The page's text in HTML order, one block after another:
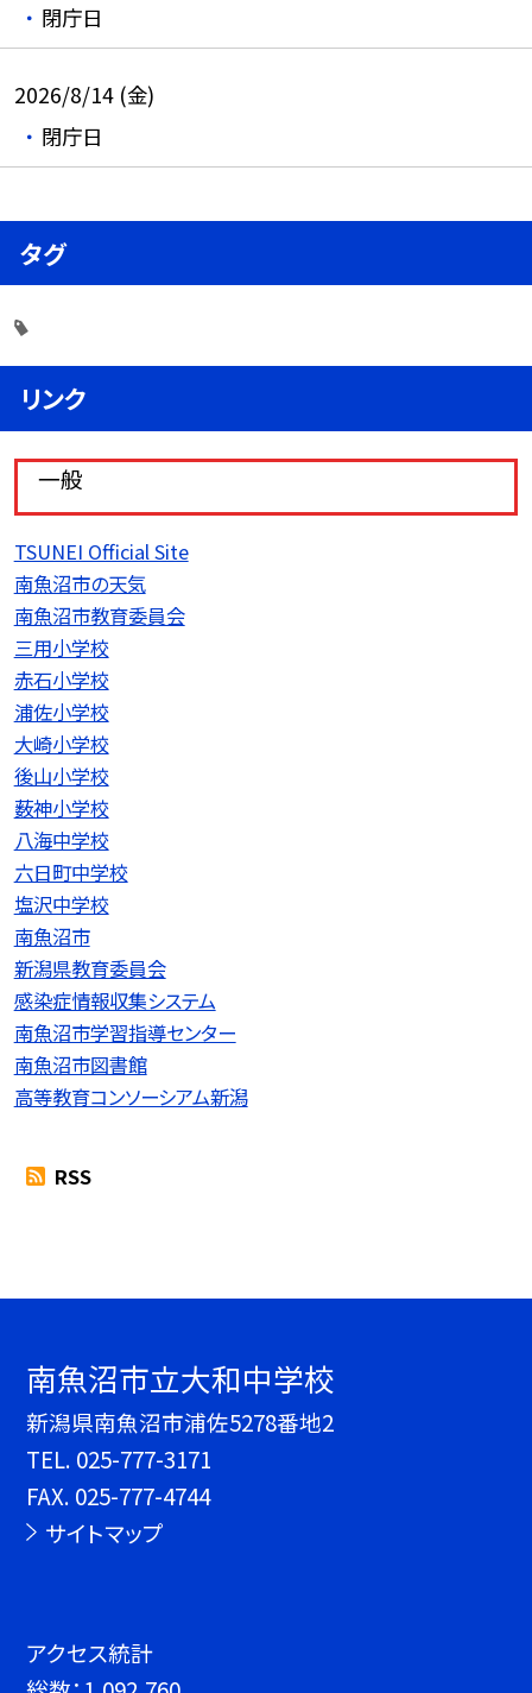
閉庁日
2026/8/14 (金)
閉庁日
タグ
リンク
一般
TSUNEI Official Site
南魚沼市の天気
南魚沼市教育委員会
三用小学校
赤石小学校
浦佐小学校
大崎小学校
後山小学校
薮神小学校
八海中学校
六日町中学校
塩沢中学校
南魚沼市
新潟県教育委員会
感染症情報収集システム
南魚沼市学習指導センター
南魚沼市図書館
高等教育コンソーシアム新潟
RSS
南魚沼市立大和中学校
新潟県南魚沼市浦佐5278番地2
TEL. 025-777-3171
FAX. 025-777-4744
サイトマップ
アクセス統計